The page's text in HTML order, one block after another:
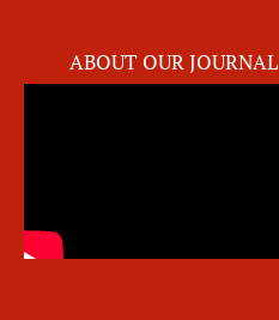
ABOUT OUR JOURNAL